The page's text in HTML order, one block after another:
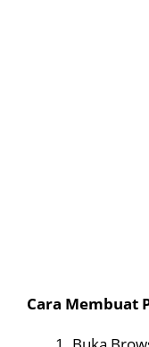
Cara Membuat